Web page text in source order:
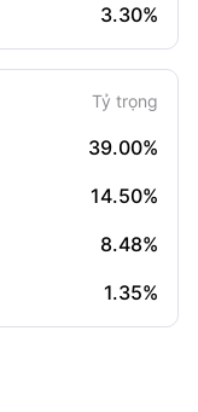
3.30%
Tỷ trọng
39.00%
14.50%
8.48%
1.35%